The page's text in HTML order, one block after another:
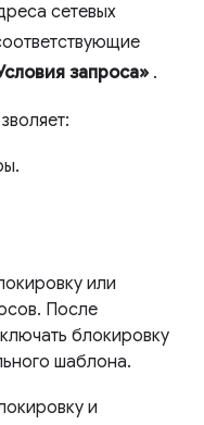
сетевых
запроса» .
или
После
блокировку
шаблона.
и